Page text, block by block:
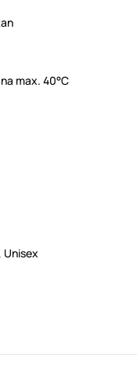
max. 40°C
Unisex